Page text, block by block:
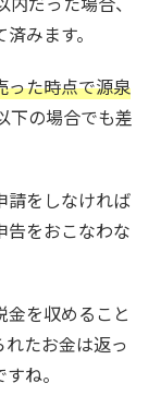
みます。
った時点で源泉
下の場合でも差
請をしなければ
告をおこなわな
金を収めること
たお金は返っ
ね。